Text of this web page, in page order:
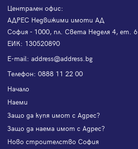
Централен офис:
АДРЕС Недвижими имоти АД
София - 1000, пл. Света Неделя 4, ет. 6
ЕИК: 130520890
Е-mail: address@address.bg
Телефон: 0888 11 22 00
Начало
Наеми
Защо да купя имот с Адрес?
Защо да наема имот с Адрес?
Ново строителство София